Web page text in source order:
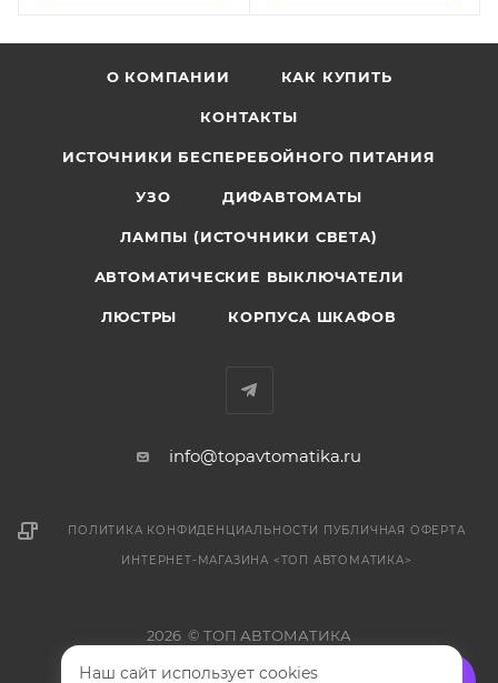
О КОМПАНИИ КАК КУПИТЬ
КОНТАКТЫ
ИСТОЧНИКИ БЕСПЕРЕБОЙНОГО ПИТАНИЯ
УЗО ДИФАВТОМАТЫ
ЛАМПЫ (ИСТОЧНИКИ СВЕТА)
АВТОМАТИЧЕСКИЕ ВЫКЛЮЧАТЕЛИ
ЛЮСТРЫ КОРПУСА ШКАФОВ
info@topavtomatika.ru
ПОЛИТИКА КОНФИДЕНЦИАЛЬНОСТИ ПУБЛИЧНАЯ ОФЕРТА
ИНТЕРНЕТ-МАГАЗИНА <ТОП АВТОМАТИКА>
2026 © ТОП АВТОМАТИКА
Наш сайт использует cookies